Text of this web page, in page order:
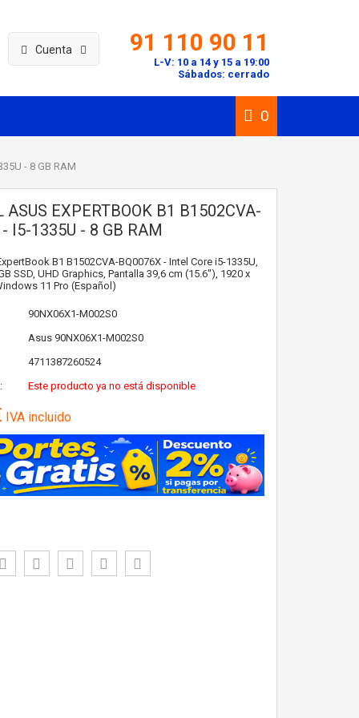
Cuenta 91 110 90 11
L-V: 10 a 14 y 15 a 19:00
Sábados: cerrado
0
- 8 GB RAM
ASUS EXPERTBOOK B1 B1502CVA-
I5-1335U - 8 GB RAM
B1 B1502CVA-BQ0076X - Intel Core i5-1335U,
SSD, UHD Graphics, Pantalla 39,6 cm (15.6"), 1920 x
11 Pro (Español)
90NX06X1-M002S0
Asus 90NX06X1-M002S0
4711387260524
Este producto ya no está disponible
IVA incluido